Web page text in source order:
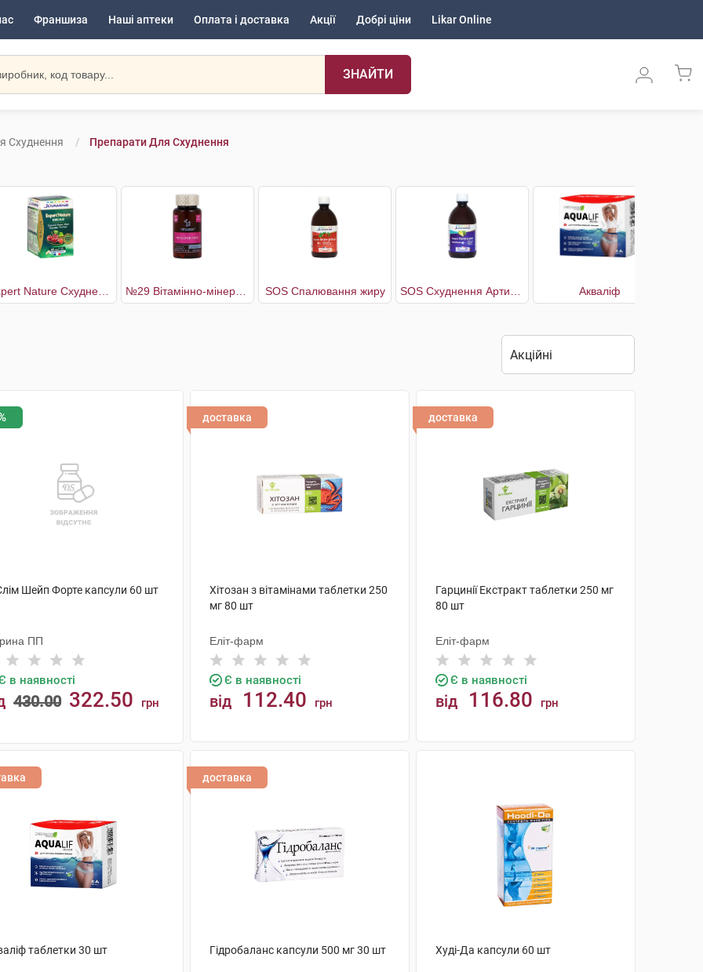
Франшиза Наші аптеки Оплата і доставка Акції Добрі ціни Likar Online
ЗНАЙТИ
Схуднення Препарати Для Схуднення
SOS Спалювання жиру Акваліф
Шейп Форте капсули 60 шт
ПП
в наявності
430.00 322.50 грн
доставка
Хітозан з вітамінами таблетки 250
мг 80 шт
Еліт-фарм
Є в наявності
від 112.40 грн
доставка
Гарцинії Екстракт таблетки 250 мг
80 шт
Еліт-фарм
Є в наявності
від 116.80 грн
таблетки 30 шт
доставка
Гідробаланс капсули 500 мг 30 шт Худі-Да капсули 60 шт